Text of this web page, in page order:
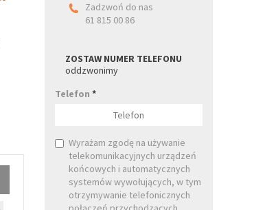
Zadzwoń do nas
61 815 00 86
ZOSTAW NUMER TELEFONU
oddzwonimy
Telefon*
Wyrażam zgodę na używanie
telekomunikacyjnych urządzeń
końcowych i automatycznych
systemów wywołujących, w tym
otrzymywanie telefonicznych